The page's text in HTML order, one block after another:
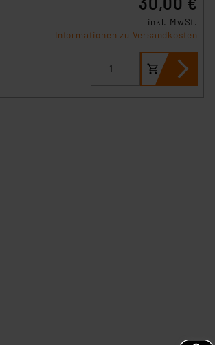
inkl. MwSt.
Informationen zu Versandkosten